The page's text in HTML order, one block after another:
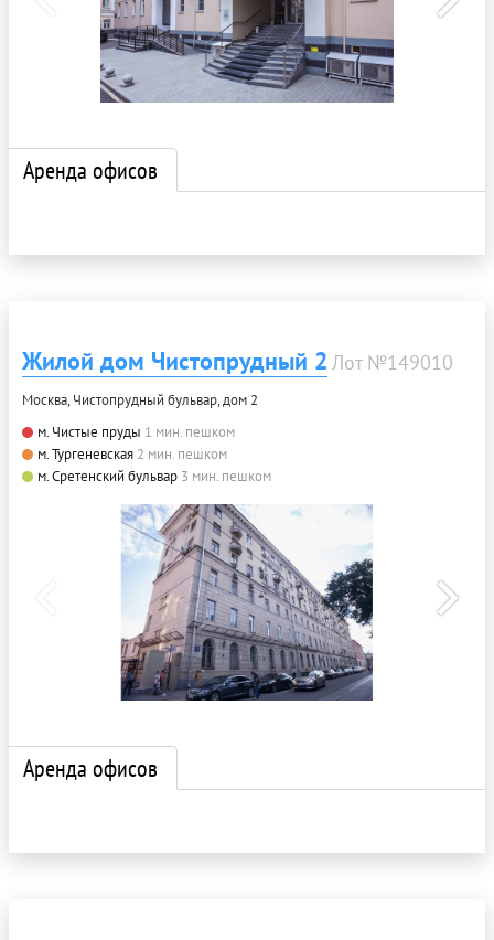
Аренда офисов
Жилой дом Чистопрудный 2 Лот №149010
Москва, Чистопрудный бульвар, дом 2
м. Чистые пруды 1 мин. пешком
м. Тургеневская 2 мин. пешком
м. Сретенский бульвар 3 мин. пешком
Аренда офисов